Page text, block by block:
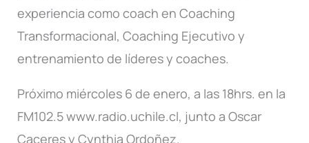
experiencia como coach en Coaching
Transformacional, Coaching Ejecutivo y
entrenamiento de líderes y coaches.
Próximo miércoles 6 de enero, a las 18hrs. en la
FM102.5 www.radio.uchile.cl, junto a Oscar
Caceres y Cynthia Ordoñez.